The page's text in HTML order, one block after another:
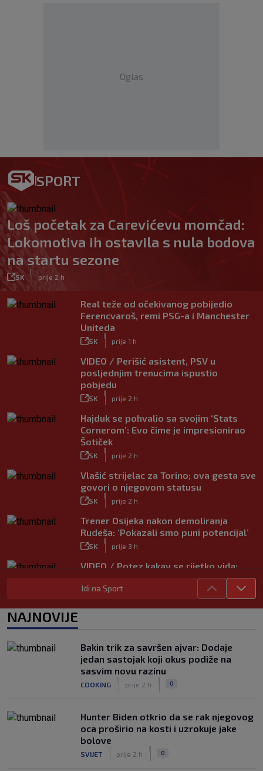
Oglas
SPORT
Loš početak za Carevićevu momčad:
Lokomotiva ih ostavila s nula bodova
na startu sezone
SK prije 2 h
Real teže od očekivanog pobijedio
Ferencvaroš, remi PSG-a i Manchester
Uniteda
SK prije 1 h
VIDEO / Perišić asistent, PSV u
posljednjim trenucima ispustio
pobjedu
SK prije 2 h
Hajduk se pohvalio sa svojim ‘Stats
Cornerom’: Evo čime je impresionirao
Šotiček
SK prije 2 h
Vlašić strijelac za Torino; ova gesta sve
govori o njegovom statusu
SK prije 2 h
Trener Osijeka nakon demoliranja
Rudeša: ‘Pokazali smo puni potencijal’
SK prije 3 h
VIDEO / Potez kakav se rijetko viđa:
Kada pomoć nije stigla, na rukama je
iznio suigrača u bolovima
SK prije 5 h
Dinamo u finalu Ramljaka! Sutra protiv
Ajaxa na glavnom terenu Maksimira
|
prije 4 h
Idi na Sport
NAJNOVIJE
Bakin trik za savršen ajvar: Dodaje
jedan sastojak koji okus podiže na
sasvim novu razinu
COOKING prije 2 h 0
Hunter Biden otkrio da se rak njegovog
oca proširio na kosti i uzrokuje jake
bolove
SVIJET prije 2 h 0